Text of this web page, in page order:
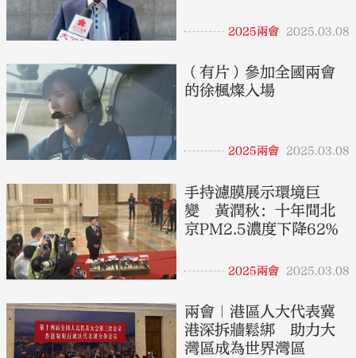
2025兩會 2025.03.08
（有片）參加全國兩會
的徐楓燦入場
2025兩會 2025.03.08
手持濾膜展示環境巨
變 黃潤秋：十年間北
京PM2.5濃度下降62%
2025兩會 2025.03.08
兩會｜港區人大代表冀
港深拆牆鬆綁 助力大
灣區成為世界灣區